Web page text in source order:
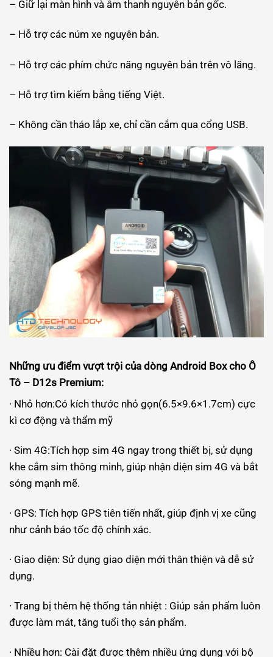
– Giữ lại màn hình và âm thanh nguyên bản gốc.
– Hỗ trợ các núm xe nguyên bản.
– Hỗ trợ các phím chức năng nguyên bản trên vô lăng.
– Hỗ trợ tìm kiếm bằng tiếng Việt.
– Không cần tháo lắp xe, chỉ cần cắm qua cổng USB.
Những ưu điểm vượt trội của dòng Android Box cho Ô
Tô – D12s Premium:
· Nhỏ hơn:Có kích thước nhỏ gọn(6.5×9.6×1.7cm) cực
kì cơ động và thẩm mỹ
· Sim 4G:Tích hợp sim 4G ngay trong thiết bị, sử dụng
khe cắm sim thông minh, giúp nhận diện sim 4G và bắt
sóng mạnh mẽ.
· GPS: Tích hợp GPS tiên tiến nhất, giúp định vị xe cũng
như cảnh báo tốc độ chính xác.
· Giao diện: Sử dụng giao diện mới thân thiện và dễ sử
dụng.
· Trang bị thêm hệ thống tản nhiệt : Giúp sản phẩm luôn
được làm mát, tăng tuổi thọ sản phẩm.
· Nhiều hơn: Cài đặt được thêm nhiều ứng dụng với bộ